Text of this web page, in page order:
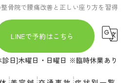
骨院で腰痛改善と正しい座り方を習得
LINEで予約はこちら
診日]木曜日・日曜日 ※臨時休業あり